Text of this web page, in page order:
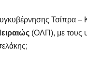
Τσίπρα –
(ΟΛΠ), με τους